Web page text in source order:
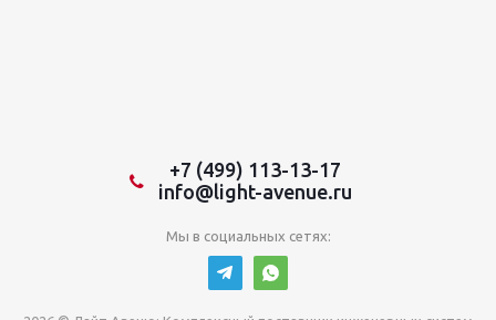
+7 (499) 113-13-17
info@light-avenue.ru
Мы в социальных сетях: